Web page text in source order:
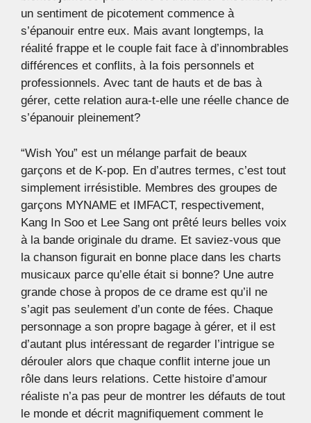
un sentiment de picotement commence à
s’épanouir entre eux. Mais avant longtemps, la
réalité frappe et le couple fait face à d’innombrables
différences et conflits, à la fois personnels et
professionnels. Avec tant de hauts et de bas à
gérer, cette relation aura-t-elle une réelle chance de
s’épanouir pleinement?
“Wish You” est un mélange parfait de beaux
garçons et de K-pop. En d’autres termes, c’est tout
simplement irrésistible. Membres des groupes de
garçons MYNAME et IMFACT, respectivement,
Kang In Soo et Lee Sang ont prêté leurs belles voix
à la bande originale du drame. Et saviez-vous que
la chanson figurait en bonne place dans les charts
musicaux parce qu’elle était si bonne? Une autre
grande chose à propos de ce drame est qu’il ne
s’agit pas seulement d’un conte de fées. Chaque
personnage a son propre bagage à gérer, et il est
d’autant plus intéressant de regarder l’intrigue se
dérouler alors que chaque conflit interne joue un
rôle dans leurs relations. Cette histoire d’amour
réaliste n’a pas peur de montrer les défauts de tout
le monde et décrit magnifiquement comment le